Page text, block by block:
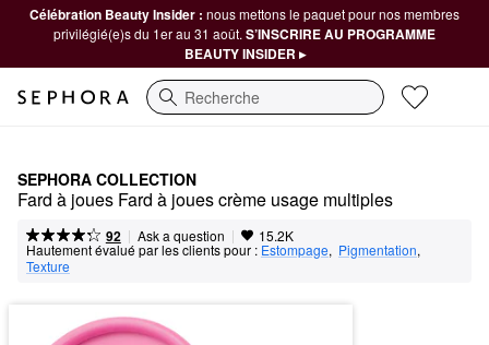
Célébration Beauty Insider : nous mettons le paquet pour nos membres
privilégié(e)s du 1er au 31 août. S’INSCRIRE AU PROGRAMME
BEAUTY INSIDER ▸
Recherche
SEPHORA COLLECTION
Fard à joues Fard à joues crème usage multiples
92 | Ask a question | 15.2K
Hautement évalué par les clients pour : Estompage, Pigmentation,
Texture